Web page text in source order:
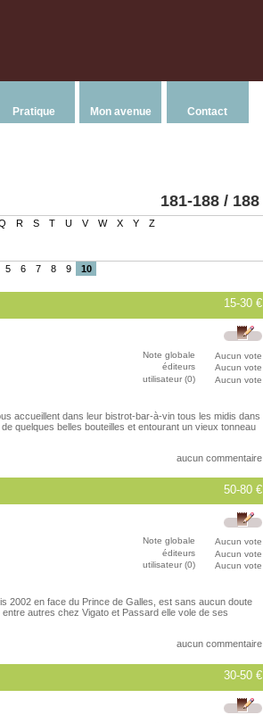
Pratique Mon avenue Contact
181-188 / 188
R S T U V W X Y Z
5 6 7 8 9 10
15-30 €
Note globale
Aucun vote
éditeurs
Aucun vote
utilisateur (0)
Aucun vote
accueillent dans leur bistrot-bar-à-vin tous les midis dans
quelques belles bouteilles et entourant un vieux tonneau
aucun commentaire
50-80 €
Note globale
Aucun vote
éditeurs
Aucun vote
utilisateur (0)
Aucun vote
2002 en face du Prince de Galles, est sans aucun doute
autres chez Vigato et Passard elle vole de ses
aucun commentaire
30-50 €